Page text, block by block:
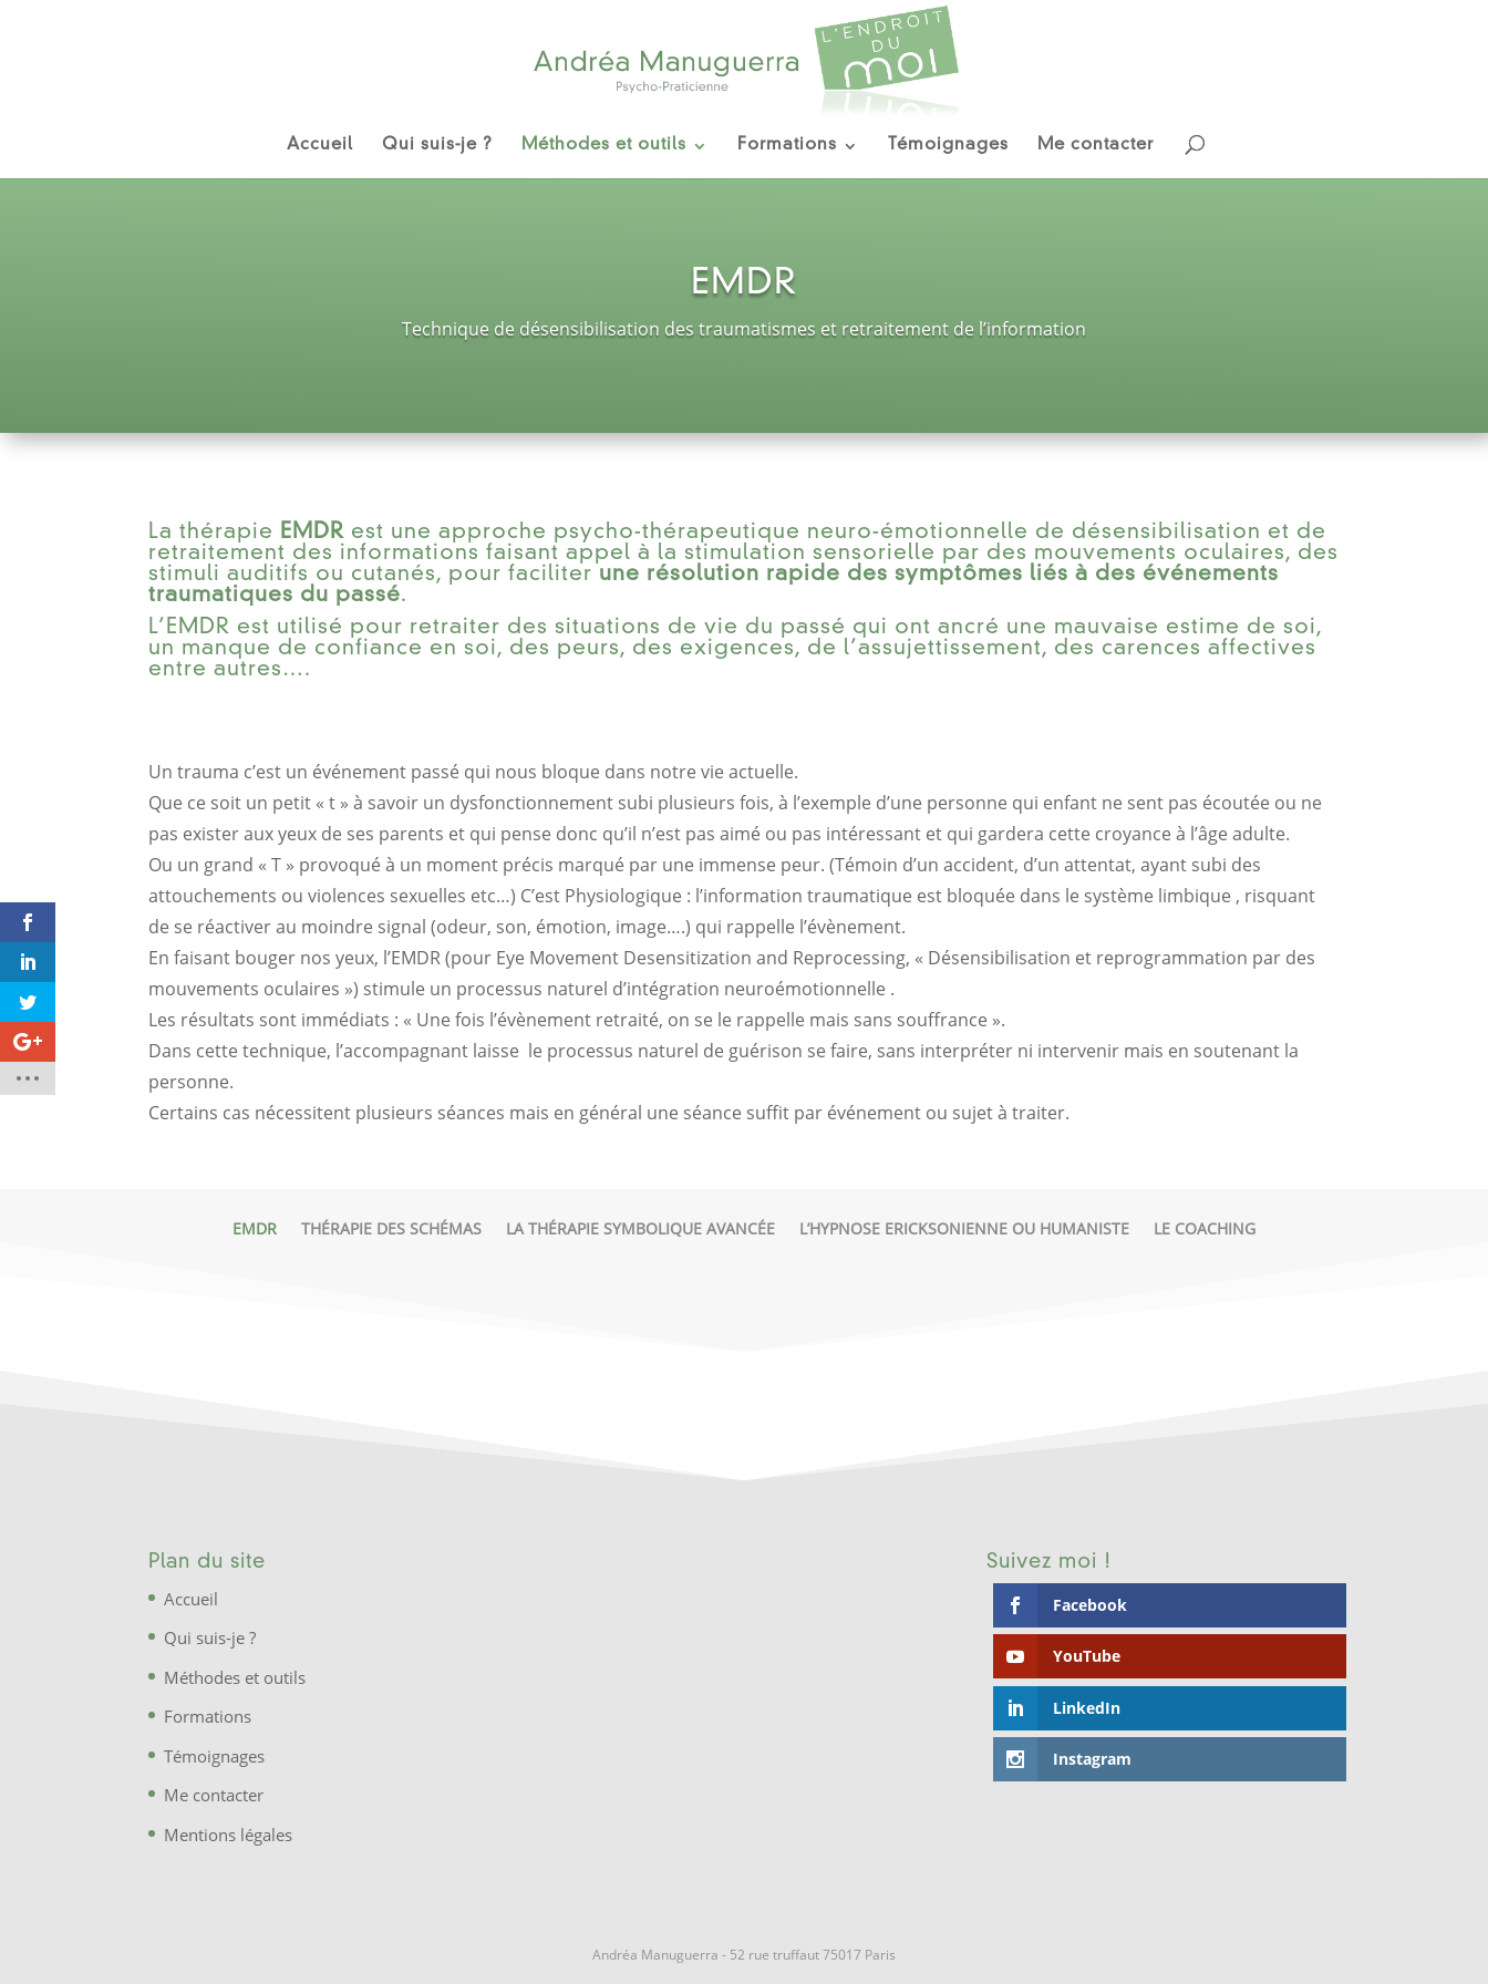
Accueil Qui suis-je ? Méthodes et outils Formations Témoignages Me contacter
EMDR
Technique de désensibilisation des traumatismes et retraitement de l’information
La thérapie EMDR est une approche psycho-thérapeutique neuro-émotionnelle de désensibilisation et de
retraitement des informations faisant appel à la stimulation sensorielle par des mouvements oculaires, des
stimuli auditifs ou cutanés, pour faciliter une résolution rapide des symptômes liés à des événements
traumatiques du passé.
L’EMDR est utilisé pour retraiter des situations de vie du passé qui ont ancré une mauvaise estime de soi,
un manque de confiance en soi, des peurs, des exigences, de l’assujettissement, des carences affectives
entre autres….
Un trauma c’est un événement passé qui nous bloque dans notre vie actuelle.
Que ce soit un petit « t » à savoir un dysfonctionnement subi plusieurs fois, à l’exemple d’une personne qui enfant ne sent pas écoutée ou ne
pas exister aux yeux de ses parents et qui pense donc qu’il n’est pas aimé ou pas intéressant et qui gardera cette croyance à l’âge adulte.
Ou un grand « T » provoqué à un moment précis marqué par une immense peur. (Témoin d’un accident, d’un attentat, ayant subi des
attouchements ou violences sexuelles etc…) C’est Physiologique : l’information traumatique est bloquée dans le système limbique , risquant
de se réactiver au moindre signal (odeur, son, émotion, image….) qui rappelle l’évènement.
En faisant bouger nos yeux, l’EMDR (pour Eye Movement Desensitization and Reprocessing, « Désensibilisation et reprogrammation par des
mouvements oculaires ») stimule un processus naturel d’intégration neuroémotionnelle .
Les résultats sont immédiats : « Une fois l’évènement retraité, on se le rappelle mais sans souffrance ».
Dans cette technique, l’accompagnant laisse le processus naturel de guérison se faire, sans interpréter ni intervenir mais en soutenant la
personne.
Certains cas nécessitent plusieurs séances mais en général une séance suffit par événement ou sujet à traiter.
EMDR THÉRAPIE DES SCHÉMAS LA THÉRAPIE SYMBOLIQUE AVANCÉE L’HYPNOSE ERICKSONIENNE OU HUMANISTE LE COACHING
Plan du site
Accueil
Qui suis-je ?
Méthodes et outils
Formations
Témoignages
Me contacter
Mentions légales
Suivez moi !
Facebook
YouTube
LinkedIn
Instagram
Andréa Manuguerra - 52 rue truffaut 75017 Paris